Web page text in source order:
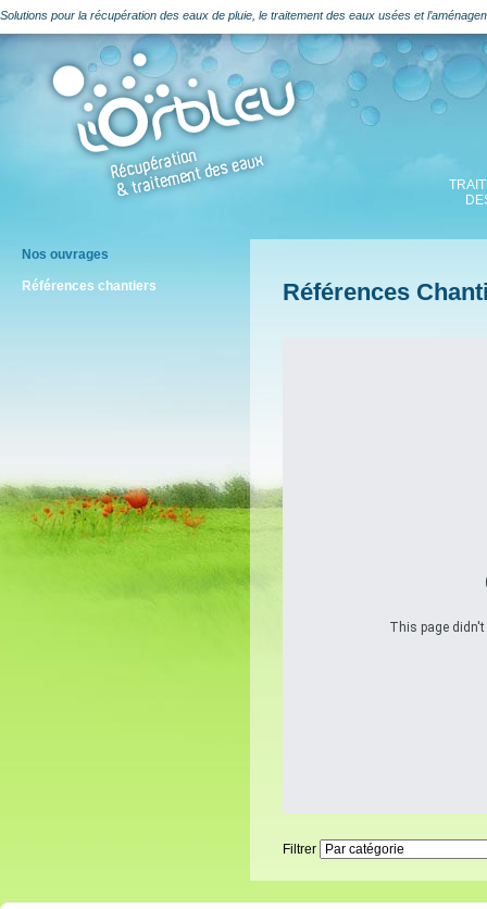
Solutions pour la récupération des eaux de pluie, le traitement des eaux usées et
Nos ouvrages
Références chantiers Références
This page didn't
Filtrer